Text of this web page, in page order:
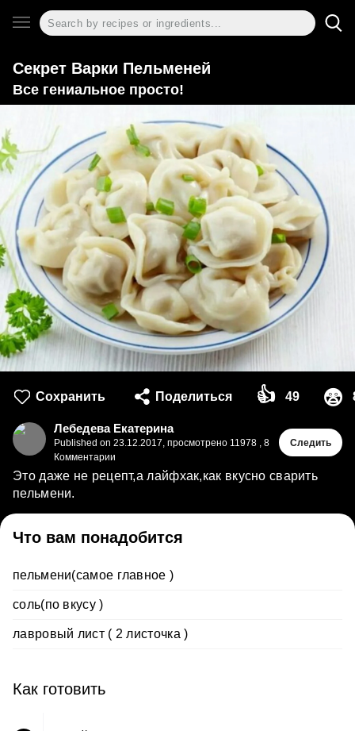
Секрет Варки Пельменей
Все гениальное просто!
Сохранить Поделиться 👍 49 😨
Лебедева Екатерина
Published on 23.12.2017, просмотрено 11978 , 8
Комментарии
Следить
Это даже не рецепт,а лайфхак,как вкусно сварить
пельмени.
Что вам понадобится
пельмени(самое главное )
соль(по вкусу )
лавровый лист ( 2 листочка )
Как готовить